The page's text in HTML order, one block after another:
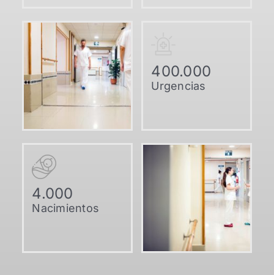
400.000
Urgencias
4.000
Nacimientos